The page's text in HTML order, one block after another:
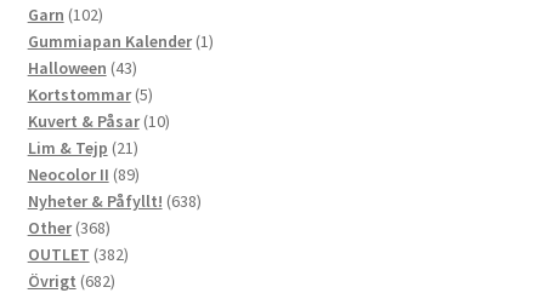
Garn 102102
produkter
Gummiapan Kalender 11
Halloween 4343
produkter
Kortstommar 55
produkter
Kuvert & Påsar 1010
Lim & Tejp 2121
produkter
Neocolor II 8989
produkter
Nyheter & Påfyllt! 638638
Other 368368
produkter
OUTLET 382382
Övrigt 682682